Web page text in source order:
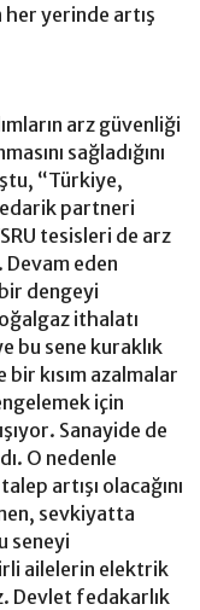
her yerinde artış
arz güvenliği
sağladığını
“Türkiye,
partneri
tesisleri de arz
Devam eden
dengeyi
ithalatı
bu sene kuraklık
kısım azalmalar
için
Sanayide de
O nedenle
artışı olacağını
sevkiyatta
seneyi
ailelerin elektrik
Devlet fedakarlık